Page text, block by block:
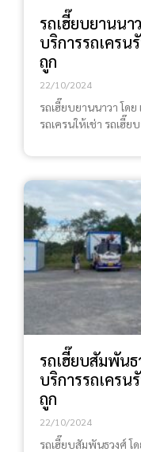
รถเฮี๊ยบยานนา
บริการรถเครน
ถูก
22/10/2024
รถเฮี๊ยบยานนาวา โด
รถเครนให้เช่า รถเฮี๊ย
รถเฮี๊ยบสัมพันธ
บริการรถเครน
ถูก
22/10/2024
รถเฮี๊ยบสัมพันธวงศ์ โ